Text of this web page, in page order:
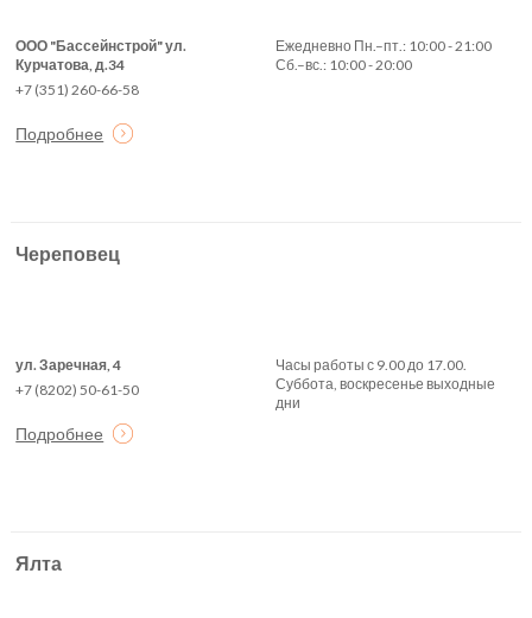
ООО "Бассейнстрой" ул.
Курчатова, д.34
+7 (351) 260-66-58
Подробнее
Ежедневно Пн.–пт.: 10:00 - 21:00
Сб.–вс.: 10:00 - 20:00
Череповец
ул. Заречная, 4
+7 (8202) 50-61-50
Подробнее
Часы работы с 9.00 до 17.00.
Суббота, воскресенье выходные
дни
Ялта